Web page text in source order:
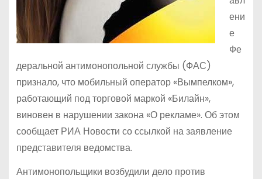
ени
е
Фе
деральной антимонопольной службы (ФАС)
признало, что мобильный оператор «Вымпелком»,
работающий под торговой маркой «Билайн»,
виновен в нарушении закона «О рекламе». Об этом
сообщает РИА Новости со ссылкой на заявление
представителя ведомства.
Антимонопольщики возбудили дело против